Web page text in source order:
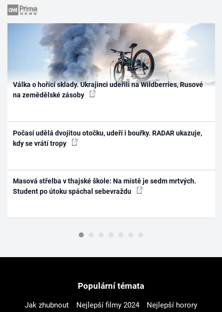
Válka o hořící sklady. Ukrajinci udeřili na Wildberries, Rusové
na zemědělské zásoby
Počasí udělá dvojitou otočku, udeří i bouřky. RADAR ukazuje,
kdy se vrátí tropy
Masová střelba v thajské škole: Na místě je sedm mrtvých.
Student po útoku spáchal sebevraždu
Populární témata
Jak zhubnout Nejlepší filmy 2024
Nejlepší horory